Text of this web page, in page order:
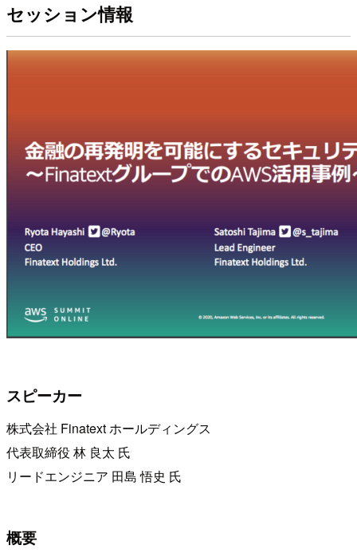
セッション情報
スピーカー
株式会社 Finatext ホールディングス
代表取締役 林 良太 氏
リードエンジニア 田島 悟史 氏
概要